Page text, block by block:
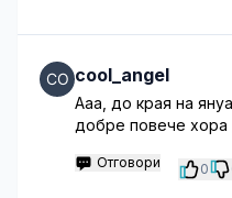
cool_angel
Ааа, до края на
добре повече хора
Отговори 0